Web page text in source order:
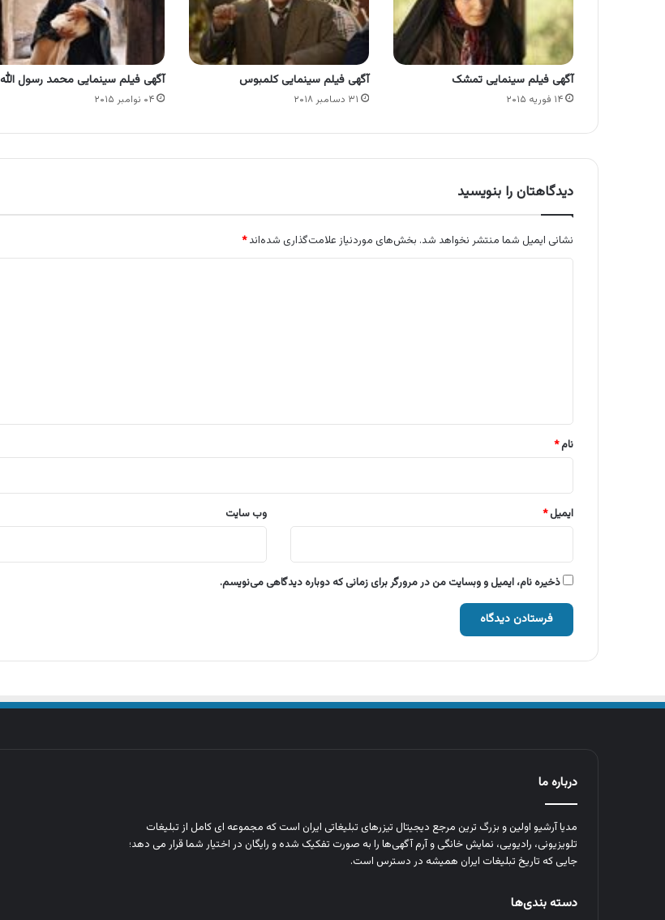
آگهی فیلم سینمایی تمشک
۱۴ فوریه ۲۰۱۵
آگهی فیلم سینمایی کلمبوس
۳۱ دسامبر ۲۰۱۸
آگهی فیلم سینمایی محمد رسول الله
۰۴ نوامبر ۲۰۱۵
دیدگاهتان را بنویسید
نشانی ایمیل شما منتشر نخواهد شد. بخش‌های موردنیاز علامت‌گذاری شده‌اند*
نام*
ایمیل* وب‌ سایت
ذخیره نام، ایمیل و وبسایت من در مرورگر برای زمانی که دوباره دیدگاهی می‌نویسم.
درباره ما
مدیا آرشیو اولین و بزرگ‌ ترین مرجع دیجیتال تیزرهای تبلیغاتی ایران است که مجموعه‌ ای کامل از تبلیغات
تلویزیونی، رادیویی، نمایش خانگی و آرم‌ آگهی‌ها را به‌ صورت تفکیک‌ شده و رایگان در اختیار شما قرار می‌ دهد؛
جایی که تاریخ تبلیغات ایران همیشه در دسترس است.
دسته بندی‌ها